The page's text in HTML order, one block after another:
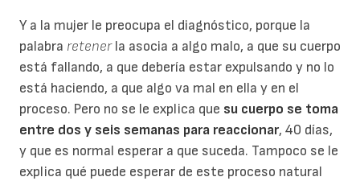
Y a la mujer le preocupa el diagnóstico, porque la
palabra retenerla asocia a algo malo, a que su cuerpo
está fallando, a que debería estar expulsando y no lo
está haciendo, a que algo va mal en ella y en el
proceso. Pero no se le explica que su cuerpo se toma
entre dos y seis semanas para reaccionar, 40 días,
y que es normal esperar a que suceda. Tampoco se le
explica qué puede esperar de este proceso natural